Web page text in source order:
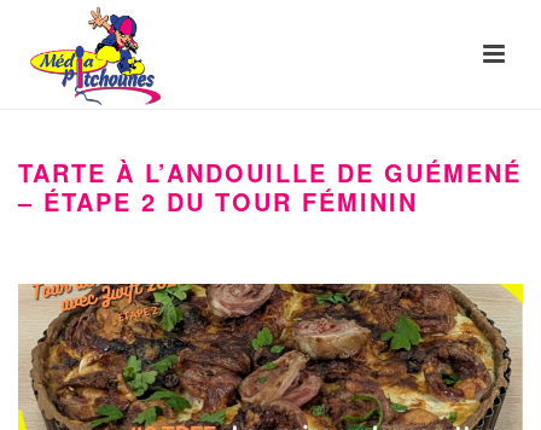
TARTE À L’ANDOUILLE DE GUÉMENÉ
– ÉTAPE 2 DU TOUR FÉMININ